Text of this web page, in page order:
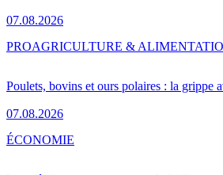
07.08.2026
Poulets, bovins et ours polaires : la grippe
07.08.2026
PROAGRICULTURE &
ÉCONOMIE